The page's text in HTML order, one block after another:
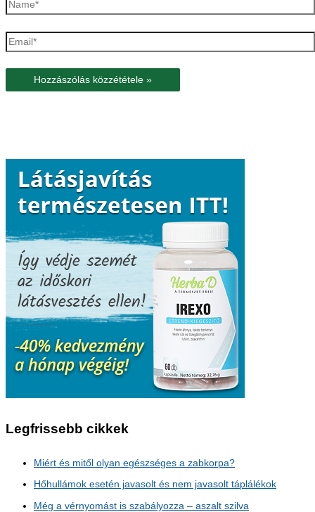
Email*
Legfrissebb cikkek
Miért és mitől olyan egészséges a zabkorpa?
Hőhullámok esetén javasolt és nem javasolt táplálékok
Még a vérnyomást is szabályozza – aszalt szilva